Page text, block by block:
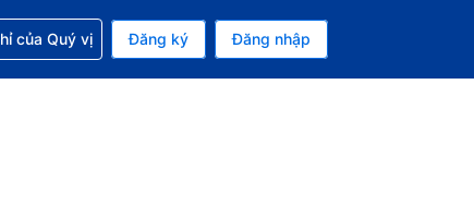
tệ hiện tại của bạn là Đồng
ngữ hiện tại của bạn là Tiếng Việt
đặt chỗ
của Quý vị Đăng ký Đăng nhập